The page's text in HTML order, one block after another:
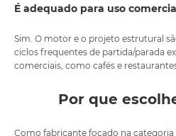
É adequado para uso
Sim. O motor e o projeto estrutural
ciclos frequentes de partida/parada
comerciais, como cafés e
Por que
Como fabricante focado na categoria